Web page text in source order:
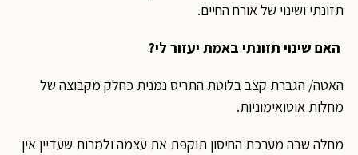
תזונתי ושינוי של אורח החיים.
האם שינוי תזונתי באמת יעזור לי?
האטה/ הגברת קצב בלוטת התריס נמנית כחלק מקבוצה של
מחלות אוטואימוניות.
מחלה שבה מערכת החיסון תוקפת את עצמה ולמרות שעדיין אין